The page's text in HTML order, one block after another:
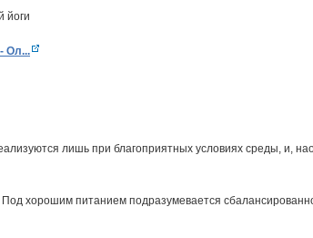
Ол...
лишь при благоприятных условиях среды, и,
хорошим питанием подразумевается